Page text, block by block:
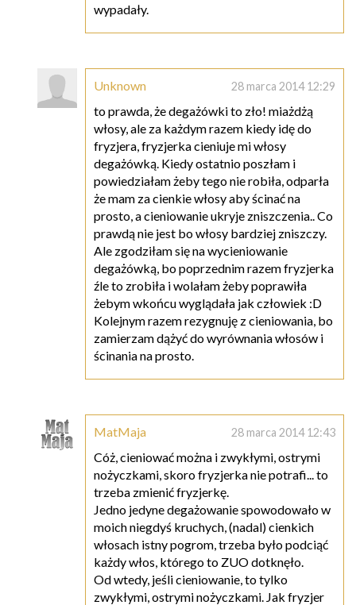
wypadały.
Unknown 28 marca 2014 12:29
to prawda, że degażówki to zło! miażdżą
włosy, ale za każdym razem kiedy idę do
fryzjera, fryzjerka cieniuje mi włosy
degażówką. Kiedy ostatnio poszłam i
powiedziałam żeby tego nie robiła, odparła
że mam za cienkie włosy aby ścinać na
prosto, a cieniowanie ukryje zniszczenia.. Co
prawdą nie jest bo włosy bardziej zniszczy.
Ale zgodziłam się na wycieniowanie
degażówką, bo poprzednim razem fryzjerka
źle to zrobiła i wolałam żeby poprawiła
żebym wkońcu wyglądała jak człowiek :D
Kolejnym razem rezygnuję z cieniowania, bo
zamierzam dążyć do wyrównania włosów i
ścinania na prosto.
MatMaja 28 marca 2014 12:43
Cóż, cieniować można i zwykłymi, ostrymi
nożyczkami, skoro fryzjerka nie potrafi... to
trzeba zmienić fryzjerkę.
Jedno jedyne degażowanie spowodowało w
moich niegdyś kruchych, (nadal) cienkich
włosach istny pogrom, trzeba było podciąć
każdy włos, którego to ZUO dotknęło.
Od wtedy, jeśli cieniowanie, to tylko
zwykłymi, ostrymi nożyczkami. Jak fryzjer